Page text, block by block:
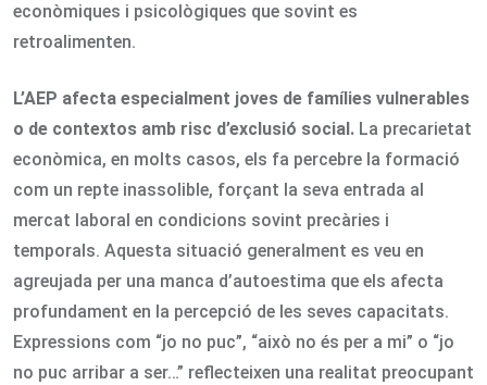
econòmiques i psicològiques que sovint es
retroalimenten.
L’AEP afecta especialment joves de famílies vulnerables
o de contextos amb risc d’exclusió social. La precarietat
econòmica, en molts casos, els fa percebre la formació
com un repte inassolible, forçant la seva entrada al
mercat laboral en condicions sovint precàries i
temporals. Aquesta situació generalment es veu en
agreujada per una manca d’autoestima que els afecta
profundament en la percepció de les seves capacitats.
Expressions com “jo no puc”, “això no és per a mi” o “jo
no puc arribar a ser…” reflecteixen una realitat preocupant